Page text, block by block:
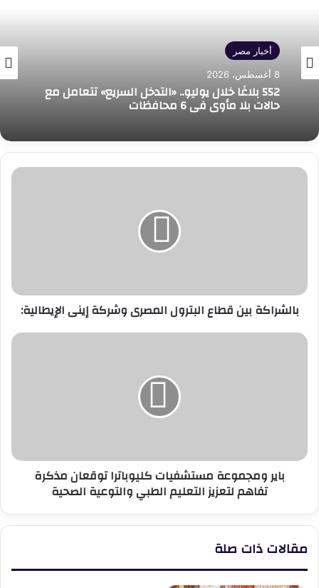
أخبار مصر
8 أغسطس، 2026
552 بلاغًا خلال يوليو.. «التدخل السريع» تتعامل مع
حالات بلا مأوى في 6 محافظات
بالشراكة
بالشراكة بين قطاع البترول المصرى وشركة إينى الإيطالية:
باير
التعليم
باير ومجموعة مستشفيات كليوباترا توقعان مذكرة
تفاهم لتعزيز التعليم الطبي والتوعية الصحية
مقالات ذات صلة